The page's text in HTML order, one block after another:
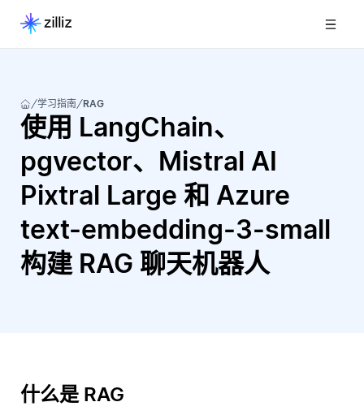
学习指南 RAG
使用 LangChain、
pgvector、Mistral AI
Pixtral Large 和 Azure
text-embedding-3-small
构建 RAG 聊天机器人
什么是 RAG